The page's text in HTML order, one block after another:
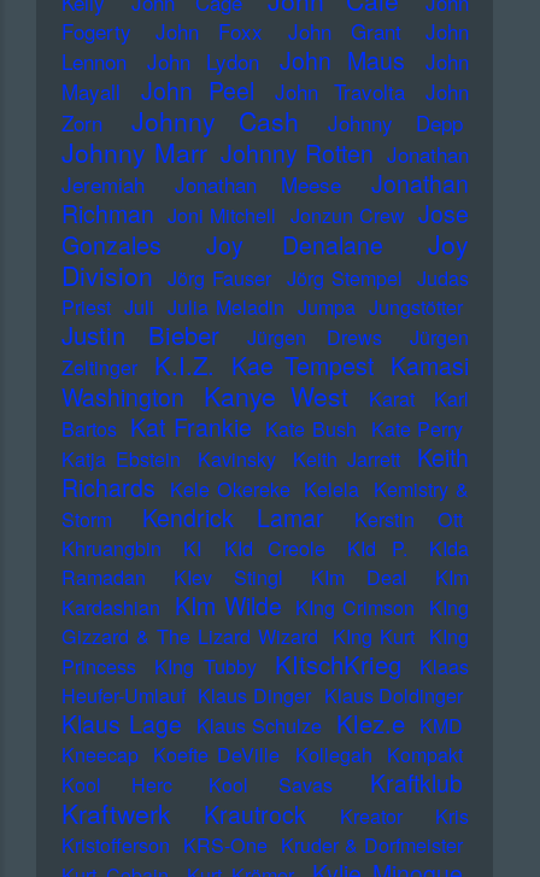
Fogerty
John Foxx John Grant
John
Lennon
John Lydon John Maus
John
Mayall
John Peel John Travolta
John
Zorn
Johnny Cash Johnny Depp
Johnny Marr Johnny Rotten Jonathan
Jeremiah
Jonathan Meese
Jonathan
Richman Joni Mitchell Jonzun Crew Jose
Gonzales
Joy Denalane
Joy
Division Jörg Fauser Jörg Stempel Judas
Priest Juli Julia Meladin Jumpa Jungstötter
Justin Bieber Jürgen Drews
Jürgen
Zeltinger
K.I.Z. Kae Tempest Kamasi
Washington
Kanye West Karat
Karl
Bartos Kat Frankie Kate Bush Kate Perry
Katja Ebstein
Kavinsky Keith Jarrett
Keith
Richards Kele Okereke Kelela Kemistry &
Storm
Kendrick Lamar
Kerstin Ott
Khruangbin
KI KId Creole KId P.
KIda
Ramadan
KIev Stingl KIm Deal
KIm
Kardashian KIm Wilde KIng Crimson KIng
Gizzard & The Lizard Wizard KIng Kurt KIng
Princess
KIng Tubby KItschKrieg
Klaas
Heufer-Umlauf Klaus Dinger Klaus Doldinger
Klaus Lage Klaus Schulze Klez.e KMD
Kneecap Koefte DeVille Kollegah Kompakt
Kool Herc
Kool Savas Kraftklub
Kraftwerk Krautrock Kreator
Kris
Kristofferson KRS-One Kruder & Dorfmeister